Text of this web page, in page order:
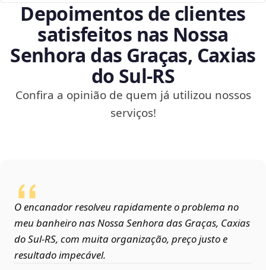
Depoimentos de clientes
satisfeitos nas Nossa
Senhora das Graças, Caxias
do Sul‑RS
Confira a opinião de quem já utilizou nossos
serviços!
O encanador resolveu rapidamente o problema no
meu banheiro nas Nossa Senhora das Graças, Caxias
do Sul‑RS, com muita organização, preço justo e
resultado impecável.